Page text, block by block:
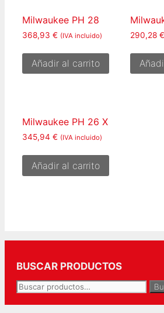
Milwaukee PH 28
368,93 € (IVA incluido)
Añadir al carrito
290,28€
Milwaukee PH 26 X
345,94 € (IVA incluido)
Añadir al carrito
BUSCAR PRODUCTOS
Buscar
por: